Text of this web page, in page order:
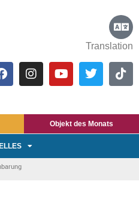
Translation
Objekt des Monats